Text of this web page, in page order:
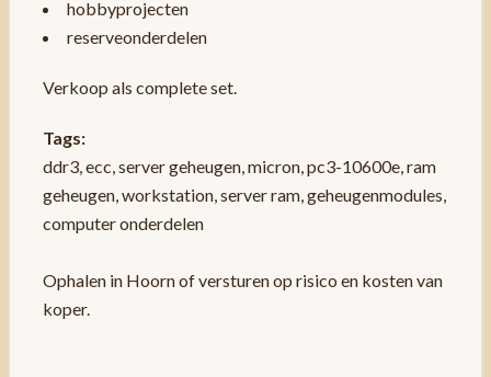
hobbyprojecten
reserveonderdelen
Verkoop als complete set.
Tags:
ddr3, ecc, server geheugen, micron, pc3-10600e, ram
geheugen, workstation, server ram, geheugenmodules,
computer onderdelen
Ophalen in Hoorn of versturen op risico en kosten van
koper.